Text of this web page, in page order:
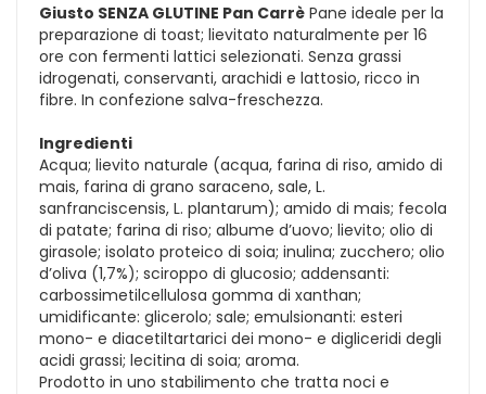
Giusto SENZA GLUTINE Pan Carrè Pane ideale per la
preparazione di toast; lievitato naturalmente per 16
ore con fermenti lattici selezionati. Senza grassi
idrogenati, conservanti, arachidi e lattosio, ricco in
fibre. In confezione salva-freschezza.
Ingredienti
Acqua; lievito naturale (acqua, farina di riso, amido di
mais, farina di grano saraceno, sale, L.
sanfranciscensis, L. plantarum); amido di mais; fecola
di patate; farina di riso; albume d’uovo; lievito; olio di
girasole; isolato proteico di soia; inulina; zucchero; olio
d’oliva (1,7%); sciroppo di glucosio; addensanti:
carbossimetilcellulosa gomma di xanthan;
umidificante: glicerolo; sale; emulsionanti: esteri
mono- e diacetiltartarici dei mono- e digliceridi degli
acidi grassi; lecitina di soia; aroma.
Prodotto in uno stabilimento che tratta noci e